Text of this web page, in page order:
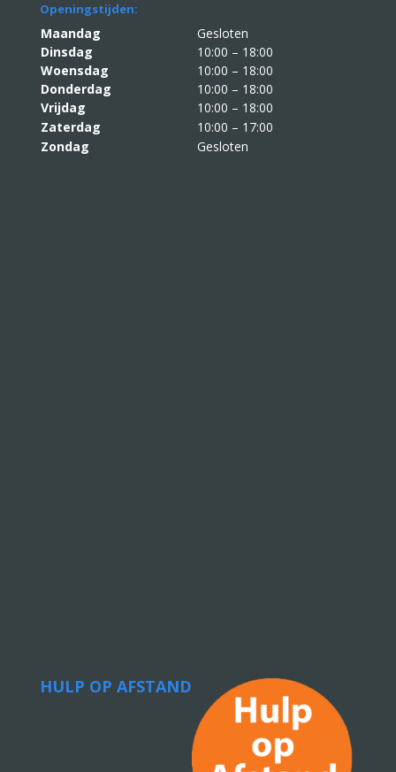
Openingstijden:
Maandag
Gesloten
Dinsdag
10:00 – 18:00
Woensdag
10:00 – 18:00
Donderdag
10:00 – 18:00
Vrijdag
10:00 – 18:00
Zaterdag
10:00 – 17:00
Zondag
Gesloten
HULP OP AFSTAND